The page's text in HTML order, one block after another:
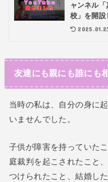
ャンネル
校」を開設
友達にも親にも誰にも
当時の私は、自分の身に
いませんでした。
子供が障害を持っていた
庭裁判を起こされたこと
つけられたこと、結婚し